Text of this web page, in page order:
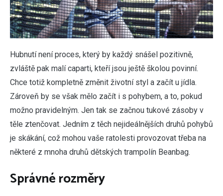
Hubnutí není proces, který by každý snášel pozitivně,
zvláště pak malí caparti, kteří jsou ještě školou povinní.
Chce totiž kompletně změnit životní styl a začít u jídla.
Zároveň by se však mělo začít i s pohybem, a to, pokud
možno pravidelným. Jen tak se začnou tukové zásoby v
těle ztenčovat. Jedním z těch nejideálnějších druhů pohybů
je skákání, což mohou vaše ratolesti provozovat třeba na
některé z mnoha druhů dětských trampolín Beanbag.
Správné rozměry